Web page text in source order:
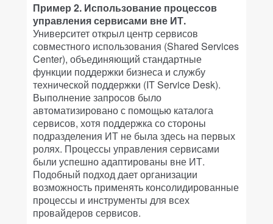
Пример 2. Использование процессов
управления сервисами вне ИТ.
Университет открыл центр сервисов
совместного использования (Shared Services
Center), объединяющий стандартные
функции поддержки бизнеса и службу
технической поддержки (IT Service Desk).
Выполнение запросов было
автоматизировано с помощью каталога
сервисов, хотя поддержка со стороны
подразделения ИТ не была здесь на первых
ролях. Процессы управления сервисами
были успешно адаптированы вне ИТ.
Подобный подход дает организации
возможность применять консолидированные
процессы и инструменты для всех
провайдеров сервисов.